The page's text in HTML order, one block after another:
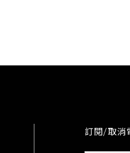
訂閱/取消